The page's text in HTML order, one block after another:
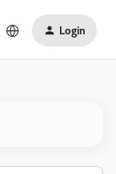
Login